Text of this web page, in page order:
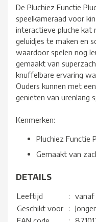
De Pluchiez Functie
speelkameraad voor
interactieve pluche kat
geluidjes te maken en
waardoor spelen nog
gemaakt van
knuffelbare ervaring
Ouders kunnen met
genieten van urenlang
Kenmerken:
Pluchiez Functie
Gemaakt van
DETAILS
Leeftijd :
vanaf
Geschikt voor
: